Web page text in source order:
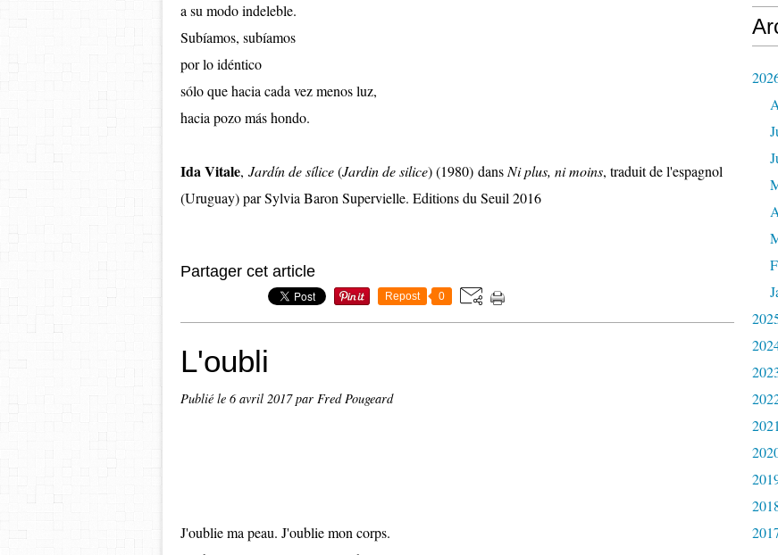
a su modo indeleble.
Subíamos, subíamos
por lo idéntico
sólo que hacia cada vez menos luz,
hacia pozo más hondo.
Ida Vitale, Jardín de sílice(Jardin de silice) (1980) dans Ni plus, ni moins, traduit de l'espagnol
(Uruguay) par Sylvia Baron Supervielle. Editions du Seuil 2016
Partager cet article
Repost 0
L'oubli
Publié le 6 avril 2017par Fred Pougeard
J'oublie ma peau. J'oublie mon corps.
2021